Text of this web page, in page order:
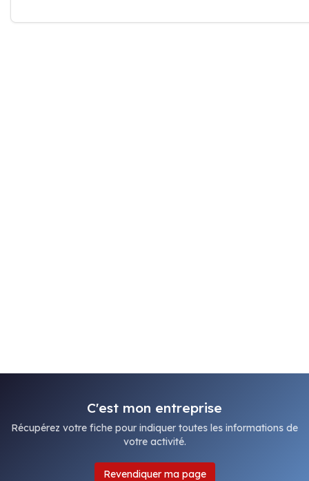
C'est mon entreprise
Récupérez votre fiche pour indiquer toutes les informations de
votre activité.
Revendiquer ma page